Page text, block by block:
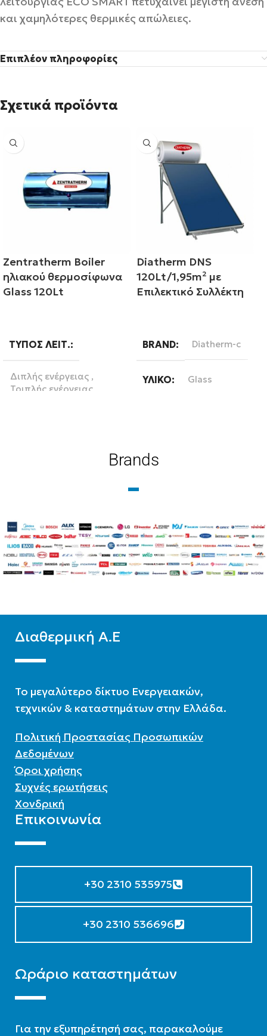
και χαμηλότερες θερμικές απώλειες.
Επιπλέον πληροφορίες
Σχετικά προϊόντα
Zentratherm Boiler
ηλιακού θερμοσίφωνα
Glass 120Lt
ΤΎΠΟΣ ΛΕΙΤ.
Διπλής ενέργειας ,
Τριπλής ενέργειας
ΥΛΙΚΌ Glass
Diatherm DNS
120Lt/1,95m² με
Επιλεκτικό Συλλέκτη
BRAND Diatherm-c
ΥΛΙΚΌ Glass
ΣΥΛΛΈΚΤΗΣ
ΤΎΠΟΣ ΛΕΙΤ.
ΕΠΙΦΆΝΕΙΑ(M2)
Brands
Διαθερμική Α.Ε
To μεγαλύτερο δίκτυο Ενεργειακών,
τεχνικών & καταστημάτων στην Ελλάδα.
Πολιτική Προστασίας Προσωπικών
Δεδομένων
Όροι χρήσης
Συχνές ερωτήσεις
Χονδρική
Επικοινωνία
+30 2310 535975
+30 2310 536696
Ωράριο καταστημάτων
Για την εξυπηρέτησή σας, παρακαλούμε